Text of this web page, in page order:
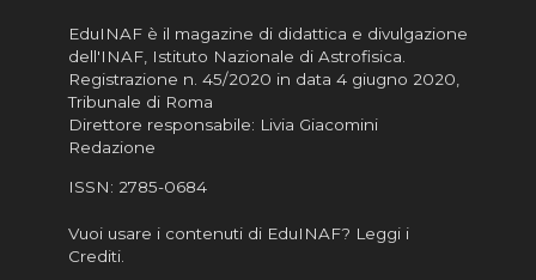
EduINAF è il magazine di didattica e divulgazione
dell'INAF, Istituto Nazionale di Astrofisica
Registrazione n. 45/2020 in data 4 giugno 2020,
Tribunale di Roma
Direttore responsabile: Livia Giacomini
Redazione
ISSN: 2785-0684
Vuoi usare i contenuti di EduINAF? Leggi i
Crediti.